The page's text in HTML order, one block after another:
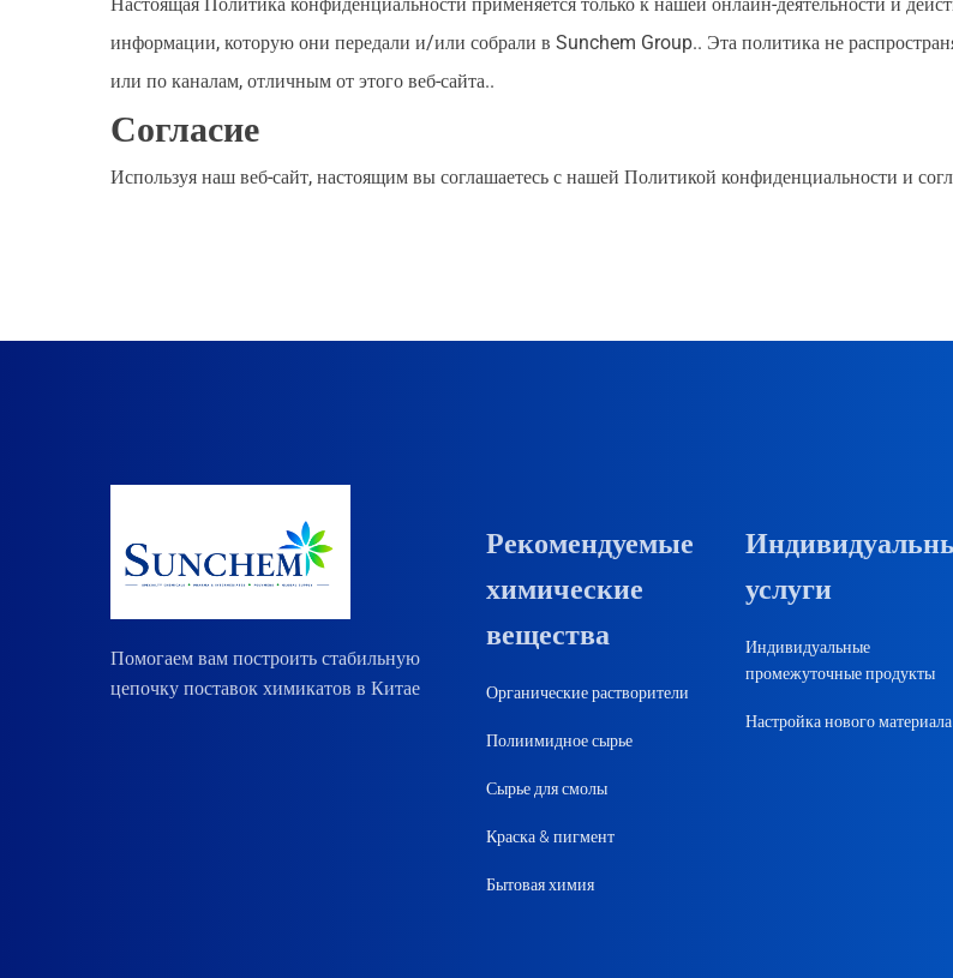
информации, которую они передали и/или собрали в Sunchem Group.. Эта политика не
или по каналам, отличным от этого веб-сайта..
Согласие
Используя наш веб-сайт, настоящим вы соглашаетесь с нашей Политикой конфиденциальности и
Помогаем вам построить стабильную
цепочку поставок химикатов в Китае
Рекомендуемые
химические
вещества
Органические растворители
Полиимидное сырье
Сырье для смолы
Краска & пигмент
Бытовая химия
услуги
Индивидуальные
промежуточные продукты
Настройка нового материала